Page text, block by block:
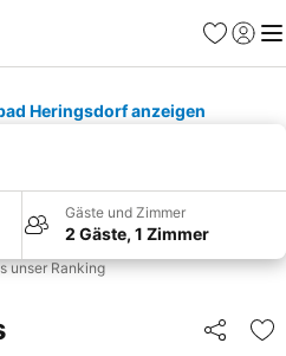
Favoriten
Heringsdorf anzeigen
Gäste und Zimmer
2 Gäste, 1 Zimmer
unser Ranking
Teilen